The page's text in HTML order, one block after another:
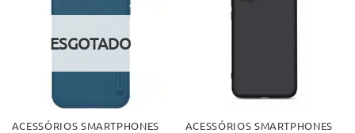
aos meus
ESGOTADO
ACESSÓRIOS SMARTPHONES ACESSÓRIOS SMARTPHONES